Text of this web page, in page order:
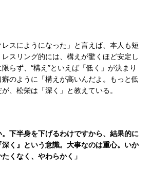
スにようになった」と言えば、本人も短
スリング的には、構えが驚くほど安定し
らず、“構え”といえば「低く」が決まり
のように「構えが高いんだよ。もっと低
、松栄は「深く」と教えている。
。下半身を下げるわけですから、結果的に
く』という意識。大事なのは重心。いか
くなく、やわらかく」